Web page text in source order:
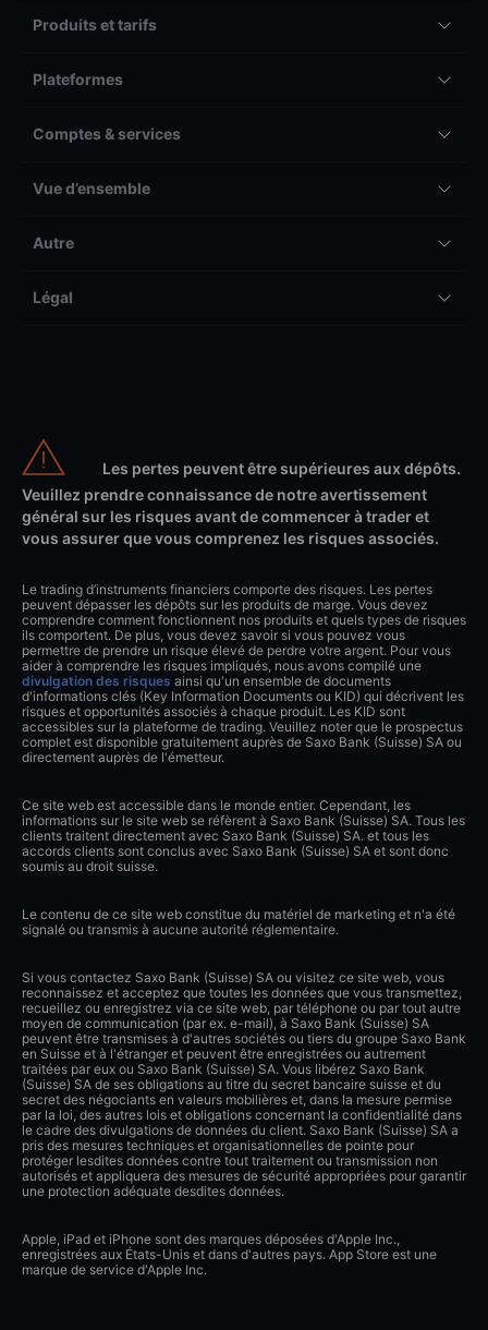
Produits et tarifs
Plateformes
Comptes & services
Vue d’ensemble
Autre
Légal
Les pertes peuvent être supérieures aux dépôts.
Veuillez prendre connaissance de notre avertissement
général sur les risques avant de commencer à trader et
vous assurer que vous comprenez les risques associés.
Le trading d’instruments financiers comporte des risques. Les pertes
peuvent dépasser les dépôts sur les produits de marge. Vous devez
comprendre comment fonctionnent nos produits et quels types de risques
ils comportent. De plus, vous devez savoir si vous pouvez vous
permettre de prendre un risque élevé de perdre votre argent. Pour vous
aider à comprendre les risques impliqués, nous avons compilé une
divulgation des risques ainsi qu'un ensemble de documents
d'informations clés (Key Information Documents ou KID) qui décrivent les
risques et opportunités associés à chaque produit. Les KID sont
accessibles sur la plateforme de trading. Veuillez noter que le prospectus
complet est disponible gratuitement auprès de Saxo Bank (Suisse) SA ou
directement auprès de l'émetteur.
Ce site web est accessible dans le monde entier. Cependant, les
informations sur le site web se réfèrent à Saxo Bank (Suisse) SA. Tous les
clients traitent directement avec Saxo Bank (Suisse) SA. et tous les
accords clients sont conclus avec Saxo Bank (Suisse) SA et sont donc
soumis au droit suisse.
Le contenu de ce site web constitue du matériel de marketing et n'a été
signalé ou transmis à aucune autorité réglementaire.
Si vous contactez Saxo Bank (Suisse) SA ou visitez ce site web, vous
reconnaissez et acceptez que toutes les données que vous transmettez,
recueillez ou enregistrez via ce site web, par téléphone ou par tout autre
moyen de communication (par ex. e-mail), à Saxo Bank (Suisse) SA
peuvent être transmises à d'autres sociétés ou tiers du groupe Saxo Bank
en Suisse et à l'étranger et peuvent être enregistrées ou autrement
traitées par eux ou Saxo Bank (Suisse) SA. Vous libérez Saxo Bank
(Suisse) SA de ses obligations au titre du secret bancaire suisse et du
secret des négociants en valeurs mobilières et, dans la mesure permise
par la loi, des autres lois et obligations concernant la confidentialité dans
le cadre des divulgations de données du client. Saxo Bank (Suisse) SA a
pris des mesures techniques et organisationnelles de pointe pour
protéger lesdites données contre tout traitement ou transmission non
autorisés et appliquera des mesures de sécurité appropriées pour garantir
une protection adéquate desdites données.
Apple, iPad et iPhone sont des marques déposées d'Apple Inc.,
enregistrées aux États-Unis et dans d'autres pays. App Store est une
marque de service d'Apple Inc.